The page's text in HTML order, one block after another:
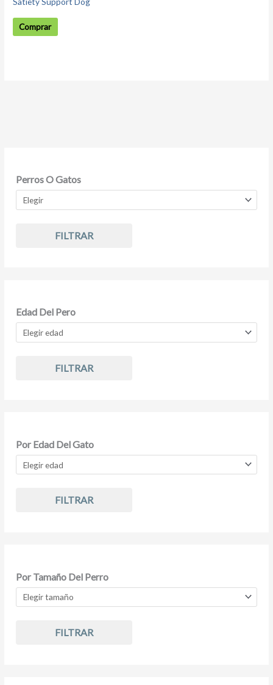
Comprar
Perros O Gatos
FILTRAR
Edad Del Pero
FILTRAR
Por Edad Del Gato
FILTRAR
Por Tamaño Del Perro
FILTRAR